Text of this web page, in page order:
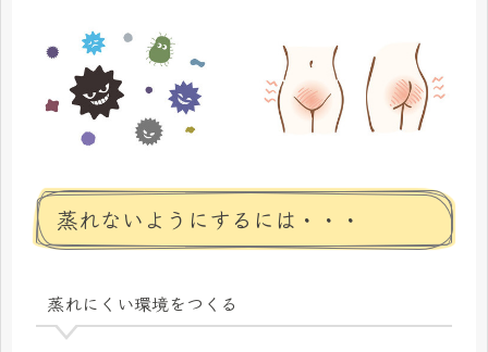
蒸れないようにするには・・・
蒸れにくい環境をつくる